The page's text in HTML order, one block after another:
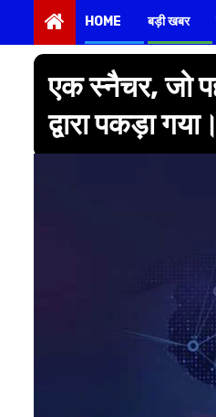
HOME बड़ी खबर
एक स्नैचर, जो
द्वारा पकड़ा गया।